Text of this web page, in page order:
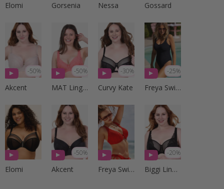
Elomi Gorsenia Nessa Gossard
-50%
Akcent
-50%
MAT Lingerie
-30%
Curvy Kate
-25%
Freya Swim
Elomi
-50%
Akcent Freya Swim
-20%
Biggi Lingerie